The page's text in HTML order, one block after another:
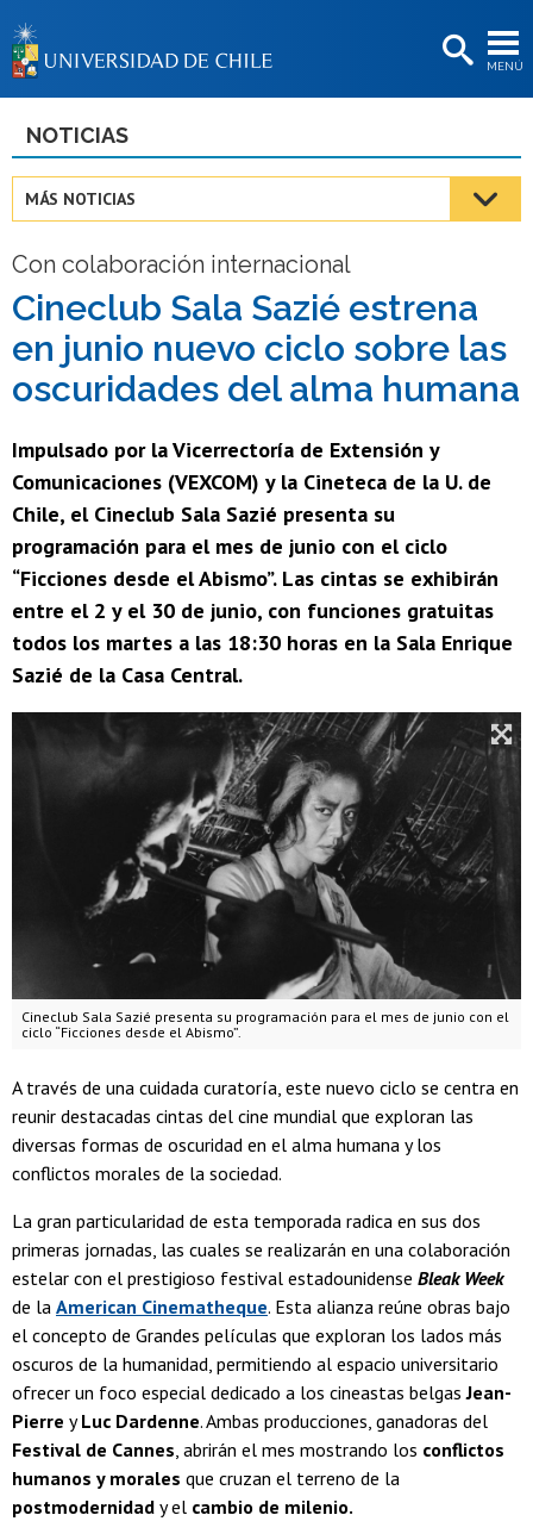
MENÚ
BIBLIOTECAS
Estudiantes
Académicas/os
Funcionarias/os
Egresadas/os
NOTICIAS
MÁS NOTICIAS
Con colaboración internacional
Cineclub Sala Sazié estrena
en junio nuevo ciclo sobre las
oscuridades del alma humana
Impulsado por la Vicerrectoría de Extensión y
Comunicaciones (VEXCOM) y la Cineteca de la U. de
Chile, el Cineclub Sala Sazié presenta su
programación para el mes de junio con el ciclo
“Ficciones desde el Abismo”. Las cintas se exhibirán
entre el 2 y el 30 de junio, con funciones gratuitas
todos los martes a las 18:30 horas en la Sala Enrique
Sazié de la Casa Central.
Cineclub Sala Sazié presenta su programación para el mes de junio con el
ciclo “Ficciones desde el Abismo”.
A través de una cuidada curatoría, este nuevo ciclo se centra en
reunir destacadas cintas del cine mundial que exploran las
diversas formas de oscuridad en el alma humana y los
conflictos morales de la sociedad.
La gran particularidad de esta temporada radica en sus dos
primeras jornadas, las cuales se realizarán en una colaboración
estelar con el prestigioso festival estadounidense Bleak Week
de la American Cinematheque. Esta alianza reúne obras bajo
el concepto de Grandes películas que exploran los lados más
oscuros de la humanidad, permitiendo al espacio universitario
ofrecer un foco especial dedicado a los cineastas belgasJean-
Pierre yLuc Dardenne. Ambas producciones, ganadoras del
Festival de Cannes , abrirán el mes mostrando los conflictos
humanos y morales que cruzan el terreno de la
postmodernidad y el cambio de milenio.